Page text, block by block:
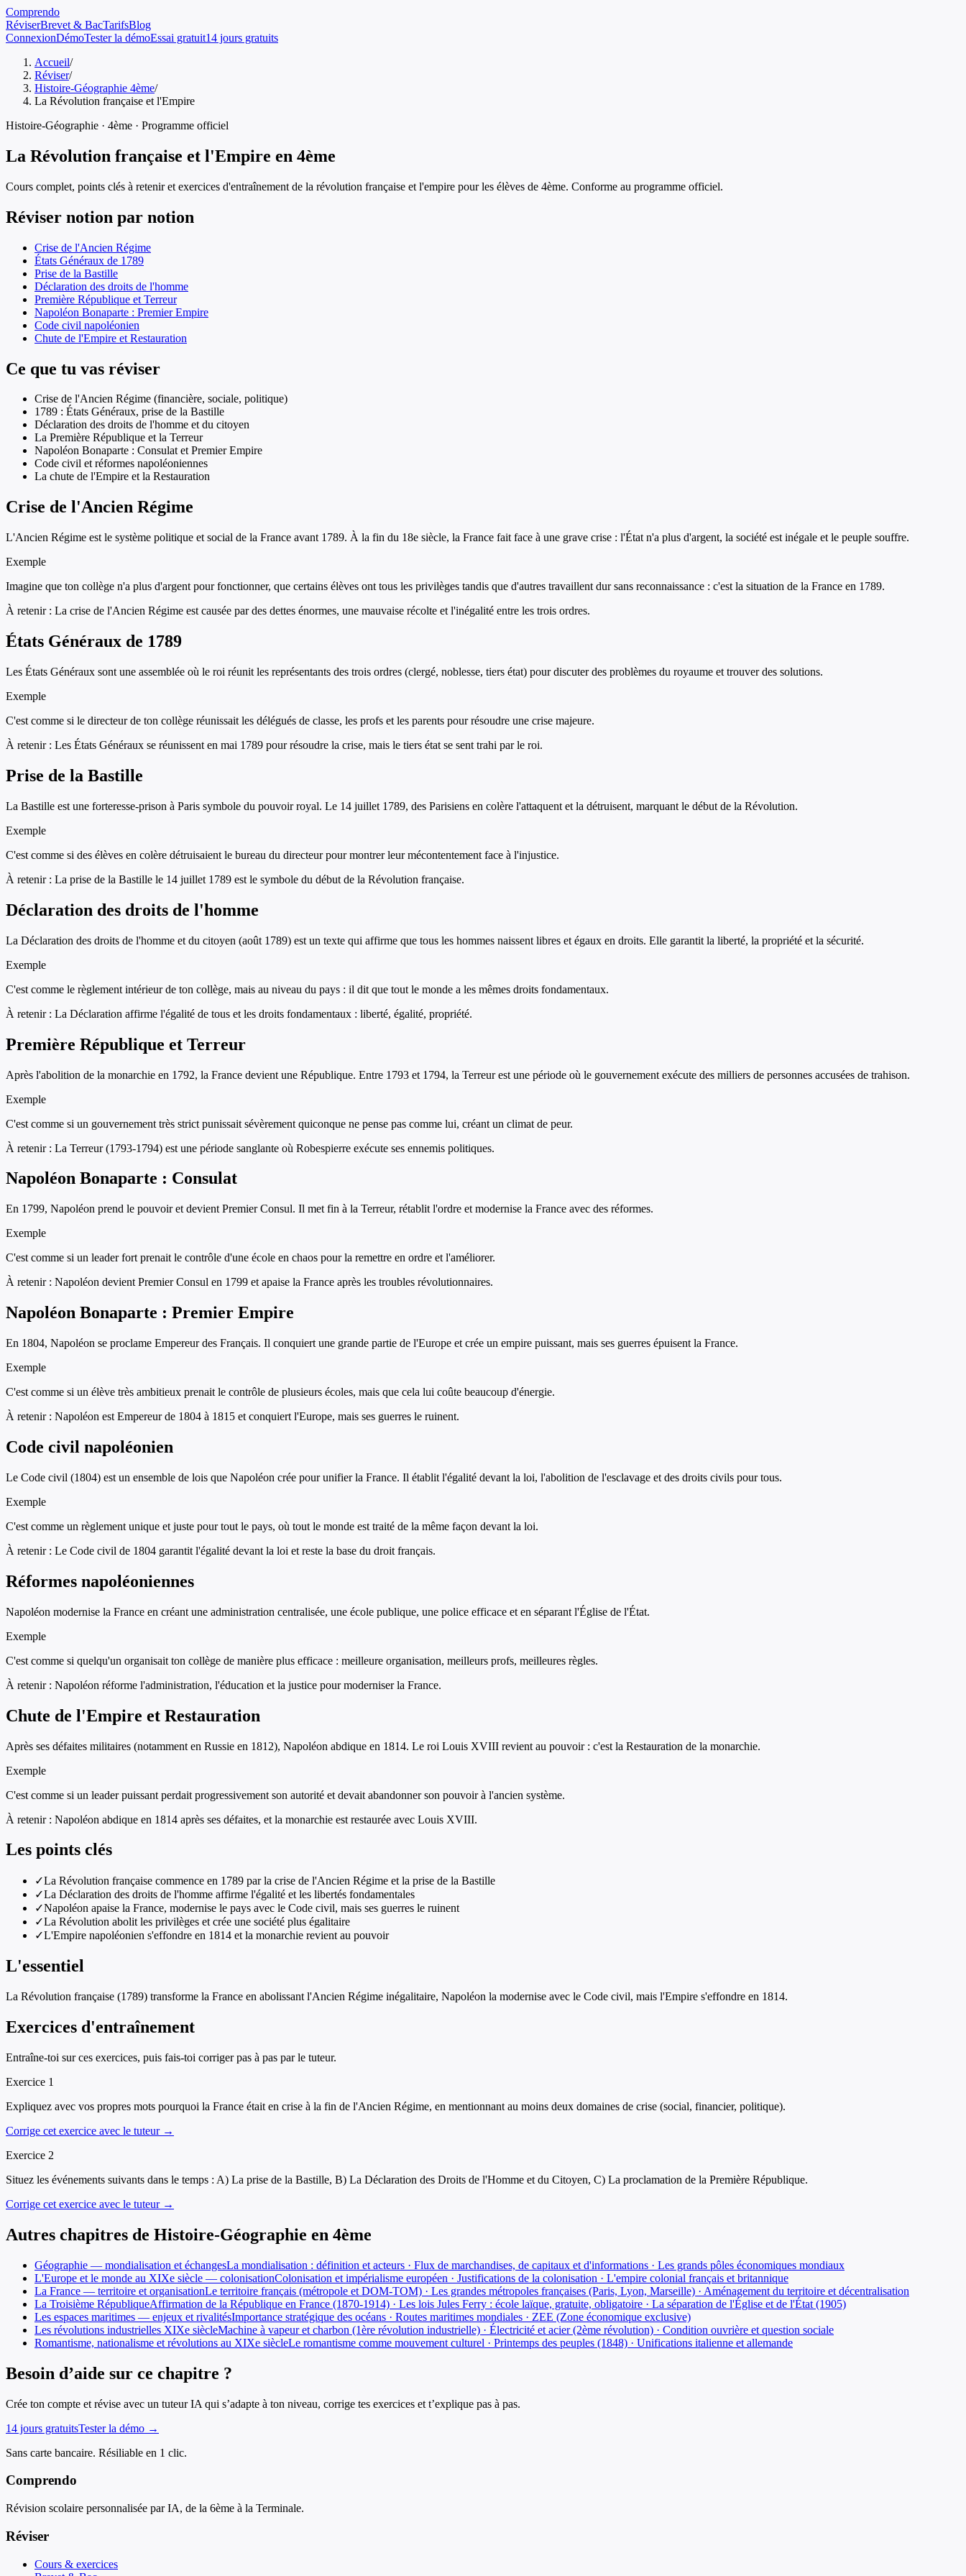
Comprendo
RéviserBrevet & BacTarifsBlog
ConnexionDémoTester la démoEssai gratuit14 jours gratuits
Accueil/
Réviser/
Histoire-Géographie 4ème/
La Révolution française et l'Empire
Histoire-Géographie · 4ème · Programme officiel
La Révolution française et l'Empire en 4ème
Cours complet, points clés à retenir et exercices d'entraînement de la révolution française et l'empire pour les élèves de 4ème. Conforme au programme officiel.
Réviser notion par notion
Crise de l'Ancien Régime
États Généraux de 1789
Prise de la Bastille
Déclaration des droits de l'homme
Première République et Terreur
Napoléon Bonaparte : Premier Empire
Code civil napoléonien
Chute de l'Empire et Restauration
Ce que tu vas réviser
Crise de l'Ancien Régime (financière, sociale, politique)
1789 : États Généraux, prise de la Bastille
Déclaration des droits de l'homme et du citoyen
La Première République et la Terreur
Napoléon Bonaparte : Consulat et Premier Empire
Code civil et réformes napoléoniennes
La chute de l'Empire et la Restauration
Crise de l'Ancien Régime
L'Ancien Régime est le système politique et social de la France avant 1789. À la fin du 18e siècle, la France fait face à une grave crise : l'État n'a plus d'argent, la société est inégale et le peuple souffre.
Exemple
Imagine que ton collège n'a plus d'argent pour fonctionner, que certains élèves ont tous les privilèges tandis que d'autres travaillent dur sans reconnaissance : c'est la situation de la France en 1789.
À retenir : La crise de l'Ancien Régime est causée par des dettes énormes, une mauvaise récolte et l'inégalité entre les trois ordres.
États Généraux de 1789
Les États Généraux sont une assemblée où le roi réunit les représentants des trois ordres (clergé, noblesse, tiers état) pour discuter des problèmes du royaume et trouver des solutions.
Exemple
C'est comme si le directeur de ton collège réunissait les délégués de classe, les profs et les parents pour résoudre une crise majeure.
À retenir : Les États Généraux se réunissent en mai 1789 pour résoudre la crise, mais le tiers état se sent trahi par le roi.
Prise de la Bastille
La Bastille est une forteresse-prison à Paris symbole du pouvoir royal. Le 14 juillet 1789, des Parisiens en colère l'attaquent et la détruisent, marquant le début de la Révolution.
Exemple
C'est comme si des élèves en colère détruisaient le bureau du directeur pour montrer leur mécontentement face à l'injustice.
À retenir : La prise de la Bastille le 14 juillet 1789 est le symbole du début de la Révolution française.
Déclaration des droits de l'homme
La Déclaration des droits de l'homme et du citoyen (août 1789) est un texte qui affirme que tous les hommes naissent libres et égaux en droits. Elle garantit la liberté, la propriété et la sécurité.
Exemple
C'est comme le règlement intérieur de ton collège, mais au niveau du pays : il dit que tout le monde a les mêmes droits fondamentaux.
À retenir : La Déclaration affirme l'égalité de tous et les droits fondamentaux : liberté, égalité, propriété.
Première République et Terreur
Après l'abolition de la monarchie en 1792, la France devient une République. Entre 1793 et 1794, la Terreur est une période où le gouvernement exécute des milliers de personnes accusées de trahison.
Exemple
C'est comme si un gouvernement très strict punissait sévèrement quiconque ne pense pas comme lui, créant un climat de peur.
À retenir : La Terreur (1793-1794) est une période sanglante où Robespierre exécute ses ennemis politiques.
Napoléon Bonaparte : Consulat
En 1799, Napoléon prend le pouvoir et devient Premier Consul. Il met fin à la Terreur, rétablit l'ordre et modernise la France avec des réformes.
Exemple
C'est comme si un leader fort prenait le contrôle d'une école en chaos pour la remettre en ordre et l'améliorer.
À retenir : Napoléon devient Premier Consul en 1799 et apaise la France après les troubles révolutionnaires.
Napoléon Bonaparte : Premier Empire
En 1804, Napoléon se proclame Empereur des Français. Il conquiert une grande partie de l'Europe et crée un empire puissant, mais ses guerres épuisent la France.
Exemple
C'est comme si un élève très ambitieux prenait le contrôle de plusieurs écoles, mais que cela lui coûte beaucoup d'énergie.
À retenir : Napoléon est Empereur de 1804 à 1815 et conquiert l'Europe, mais ses guerres le ruinent.
Code civil napoléonien
Le Code civil (1804) est un ensemble de lois que Napoléon crée pour unifier la France. Il établit l'égalité devant la loi, l'abolition de l'esclavage et des droits civils pour tous.
Exemple
C'est comme un règlement unique et juste pour tout le pays, où tout le monde est traité de la même façon devant la loi.
À retenir : Le Code civil de 1804 garantit l'égalité devant la loi et reste la base du droit français.
Réformes napoléoniennes
Napoléon modernise la France en créant une administration centralisée, une école publique, une police efficace et en séparant l'Église de l'État.
Exemple
C'est comme si quelqu'un organisait ton collège de manière plus efficace : meilleure organisation, meilleurs profs, meilleures règles.
À retenir : Napoléon réforme l'administration, l'éducation et la justice pour moderniser la France.
Chute de l'Empire et Restauration
Après ses défaites militaires (notamment en Russie en 1812), Napoléon abdique en 1814. Le roi Louis XVIII revient au pouvoir : c'est la Restauration de la monarchie.
Exemple
C'est comme si un leader puissant perdait progressivement son autorité et devait abandonner son pouvoir à l'ancien système.
À retenir : Napoléon abdique en 1814 après ses défaites, et la monarchie est restaurée avec Louis XVIII.
Les points clés
✓La Révolution française commence en 1789 par la crise de l'Ancien Régime et la prise de la Bastille
✓La Déclaration des droits de l'homme affirme l'égalité et les libertés fondamentales
✓Napoléon apaise la France, modernise le pays avec le Code civil, mais ses guerres le ruinent
✓La Révolution abolit les privilèges et crée une société plus égalitaire
✓L'Empire napoléonien s'effondre en 1814 et la monarchie revient au pouvoir
L'essentiel
La Révolution française (1789) transforme la France en abolissant l'Ancien Régime inégalitaire, Napoléon la modernise avec le Code civil, mais l'Empire s'effondre en 1814.
Exercices d'entraînement
Entraîne-toi sur ces exercices, puis fais-toi corriger pas à pas par le tuteur.
Exercice 1
Expliquez avec vos propres mots pourquoi la France était en crise à la fin de l'Ancien Régime, en mentionnant au moins deux domaines de crise (social, financier, politique).
Corrige cet exercice avec le tuteur →
Exercice 2
Situez les événements suivants dans le temps : A) La prise de la Bastille, B) La Déclaration des Droits de l'Homme et du Citoyen, C) La proclamation de la Première République.
Corrige cet exercice avec le tuteur →
Autres chapitres de Histoire-Géographie en 4ème
Géographie — mondialisation et échangesLa mondialisation : définition et acteurs · Flux de marchandises, de capitaux et d'informations · Les grands pôles économiques mondiaux
L'Europe et le monde au XIXe siècle — colonisationColonisation et impérialisme européen · Justifications de la colonisation · L'empire colonial français et britannique
La France — territoire et organisationLe territoire français (métropole et DOM-TOM) · Les grandes métropoles françaises (Paris, Lyon, Marseille) · Aménagement du territoire et décentralisation
La Troisième RépubliqueAffirmation de la République en France (1870-1914) · Les lois Jules Ferry : école laïque, gratuite, obligatoire · La séparation de l'Église et de l'État (1905)
Les espaces maritimes — enjeux et rivalitésImportance stratégique des océans · Routes maritimes mondiales · ZEE (Zone économique exclusive)
Les révolutions industrielles XIXe siècleMachine à vapeur et charbon (1ère révolution industrielle) · Électricité et acier (2ème révolution) · Condition ouvrière et question sociale
Romantisme, nationalisme et révolutions au XIXe siècleLe romantisme comme mouvement culturel · Printemps des peuples (1848) · Unifications italienne et allemande
Besoin d’aide sur ce chapitre ?
Crée ton compte et révise avec un tuteur IA qui s’adapte à ton niveau, corrige tes exercices et t’explique pas à pas.
14 jours gratuitsTester la démo →
Sans carte bancaire. Résiliable en 1 clic.
Comprendo
Révision scolaire personnalisée par IA, de la 6ème à la Terminale.
Réviser
Cours & exercices